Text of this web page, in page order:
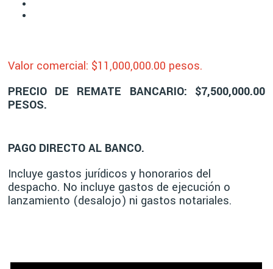
Valor comercial: $11,000,000.00 pesos.
PRECIO DE REMATE BANCARIO: $7,500,000.00
PESOS.
PAGO DIRECTO AL BANCO.
Incluye gastos jurídicos y honorarios del
despacho. No incluye gastos de ejecución o
lanzamiento (desalojo) ni gastos notariales.